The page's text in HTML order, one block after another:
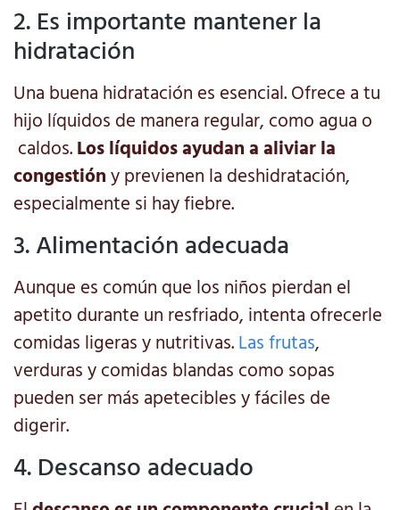
2. Es importante mantener la
hidratación
Una buena hidratación es esencial. Ofrece a tu
hijo líquidos de manera regular, como agua o
caldos.Los líquidos ayudan a aliviar la
congestióny previenen la deshidratación,
especialmente si hay fiebre.
3. Alimentación adecuada
Aunque es común que los niños pierdan el
apetito durante un resfriado, intenta ofrecerle
comidas ligeras y nutritivas.Las frutas,
verduras y comidas blandas como sopas
pueden ser más apetecibles y fáciles de
digerir.
4. Descanso adecuado